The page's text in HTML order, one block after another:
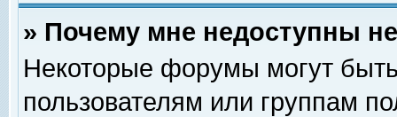
» Почему мне недоступны
Некоторые форумы могут
пользователям или группам